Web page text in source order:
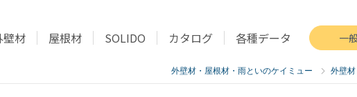
壁材 屋根材 SOLIDO カタログ 各種データ 一
外壁材・屋根材・雨といのケイミュー 外壁材